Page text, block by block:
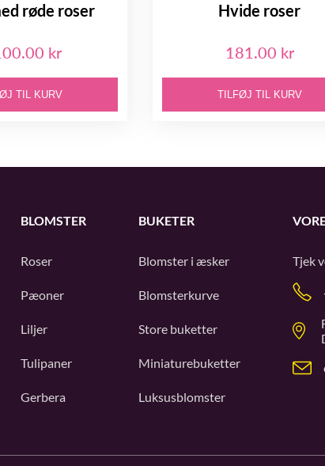
røde roser
kr
TIL KURV
Hvide roser
181.00 kr
TILFØJ TIL KURV
BLOMSTER
Roser
Pæoner
Liljer
Tulipaner
Gerbera
BUKETER
Blomster i æsker
Blomsterkurve
Store buketter
Miniaturebuketter
Luksusblomster
Tjek